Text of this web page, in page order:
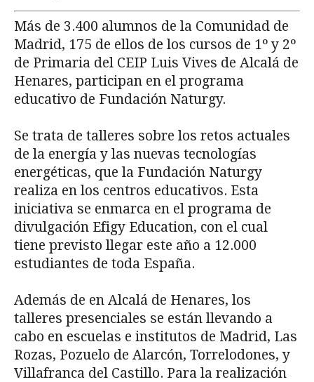
Más de 3.400 alumnos de la Comunidad de
Madrid, 175 de ellos de los cursos de 1º y 2º
de Primaria del CEIP Luis Vives de Alcalá de
Henares, participan en el programa
educativo de Fundación Naturgy.
Se trata de talleres sobre los retos actuales
de la energía y las nuevas tecnologías
energéticas, que la Fundación Naturgy
realiza en los centros educativos. Esta
iniciativa se enmarca en el programa de
divulgación Efigy Education, con el cual
tiene previsto llegar este año a 12.000
estudiantes de toda España.
Además de en Alcalá de Henares, los
talleres presenciales se están llevando a
cabo en escuelas e institutos de Madrid, Las
Rozas, Pozuelo de Alarcón, Torrelodones, y
Villafranca del Castillo. Para la realización